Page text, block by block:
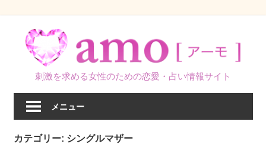
刺激を求める女性のための恋愛・占い情報サイト
メニュー
カテゴリー: シングルマザー